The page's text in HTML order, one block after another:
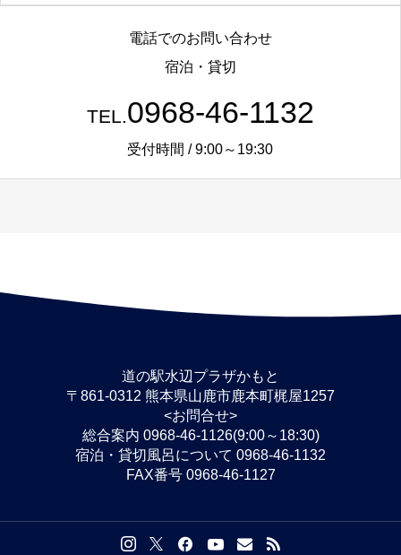
電話でのお問い合わせ
宿泊・貸切
TEL.0968-46-1132
受付時間 / 9:00～19:30
道の駅水辺プラザかもと
〒861-0312 熊本県山鹿市鹿本町梶屋1257
<お問合せ>
総合案内 0968-46-1126(9:00～18:30)
宿泊・貸切風呂について 0968-46-1132
FAX番号 0968-46-1127